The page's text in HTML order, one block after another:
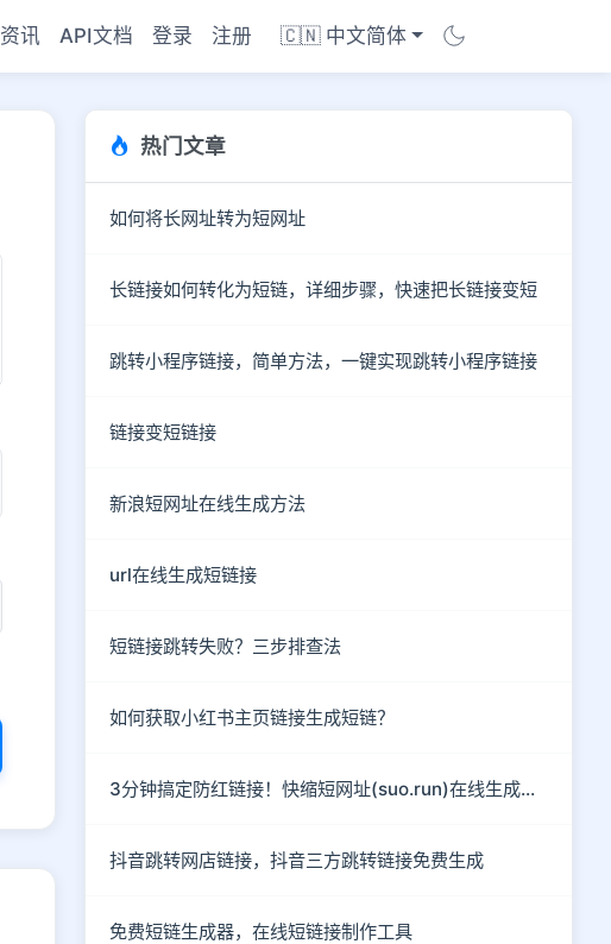
资讯 API文档 登录 注册 🇨🇳 中文简体
热门文章
如何将长网址转为短网址
长链接如何转化为短链，详细步骤，快速把长链接变短
跳转小程序链接，简单方法，一键实现跳转小程序链接
链接变短链接
新浪短网址在线生成方法
url在线生成短链接
短链接跳转失败？三步排查法
如何获取小红书主页链接生成短链？
3分钟搞定防红链接！快缩短网址(suo.run)在线生成指南
抖音跳转网店链接，抖音三方跳转链接免费生成
免费短链生成器，在线短链接制作工具